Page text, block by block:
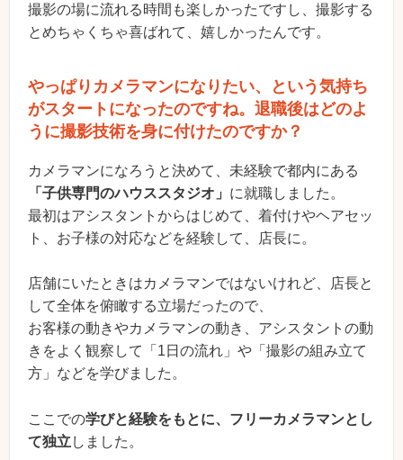
撮影の場に流れる時間も楽しかったですし、撮影する
とめちゃくちゃ喜ばれて、嬉しかったんです。
やっぱりカメラマンになりたい、という気持ち
がスタートになったのですね。退職後はどのよ
うに撮影技術を身に付けたのですか？
カメラマンになろうと決めて、未経験で都内にある
「子供専門のハウススタジオ」 に就職しました。
最初はアシスタントからはじめて、着付けやヘアセッ
ト、お子様の対応などを経験して、店長に。
店舗にいたときはカメラマンではないけれど、店長と
して全体を俯瞰する立場だったので、
お客様の動きやカメラマンの動き、アシスタントの動
きをよく観察して「1日の流れ」や「撮影の組み立て
方」などを学びました。
ここでの学びと経験をもとに、フリーカメラマンとし
て独立 しました。